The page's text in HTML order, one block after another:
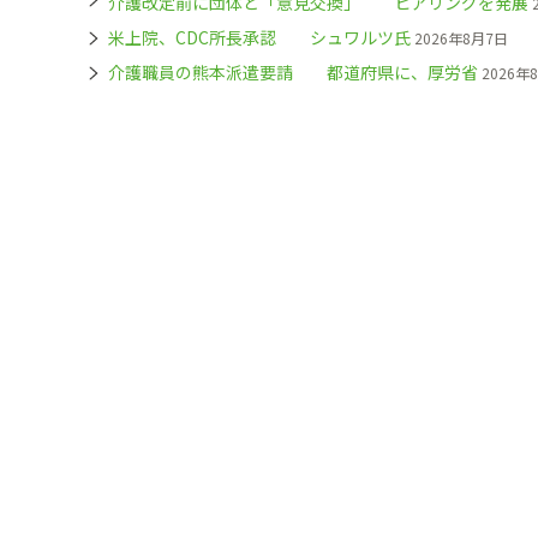
米上院、CDC所長承認 シュワルツ氏 2026年8月7日
介護職員の熊本派遣要請 都道府県に、厚労省 2026年